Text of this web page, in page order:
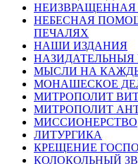
НЕБЕСНАЯ
ПЕЧАЛЯХ
НАШИ ИЗДАНИЯ
НАЗИДАТЕЛЬНЫЯ
МЫСЛИ НА
МОНАШЕСКОЕ
МИТРОПОЛИТ
МИТРОПОЛИТ
МИССИОНЕРСТВО
ЛИТУРГИКА
КРЕЩЕНИЕ
КОЛОКОЛЬНЫЙ